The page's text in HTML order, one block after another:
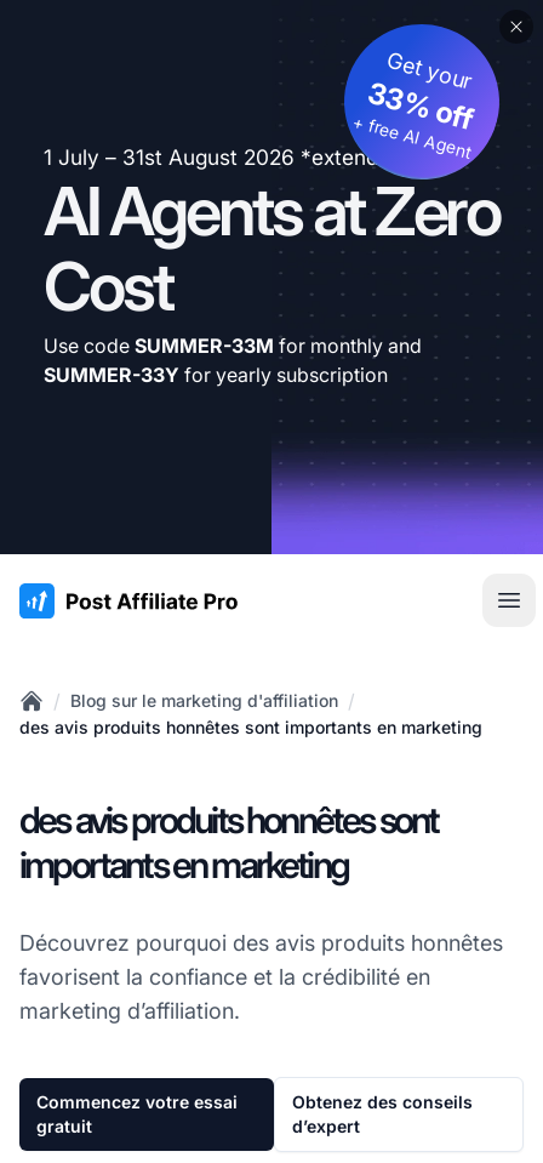
1 July – 31st August 2026 *extended
AI Agents at Zero
Cost
Get your
33% off
+ free AI Agent
Use code SUMMER-33M for monthly and
SUMMER-33Y for yearly subscription
:site.title
Home
/ Blog sur le marketing d'affiliation /
des avis produits honnêtes sont importants en marketing
des avis produits honnêtes sont
importants en marketing
Découvrez pourquoi des avis produits honnêtes
favorisent la confiance et la crédibilité en
marketing d’affiliation.
Commencez votre essai
gratuit
Obtenez des conseils
d’expert